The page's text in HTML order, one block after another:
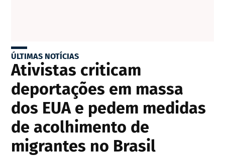
ÚLTIMAS NOTÍCIAS
Ativistas criticam
deportações em massa
dos EUA e pedem medidas
de acolhimento de
migrantes no Brasil